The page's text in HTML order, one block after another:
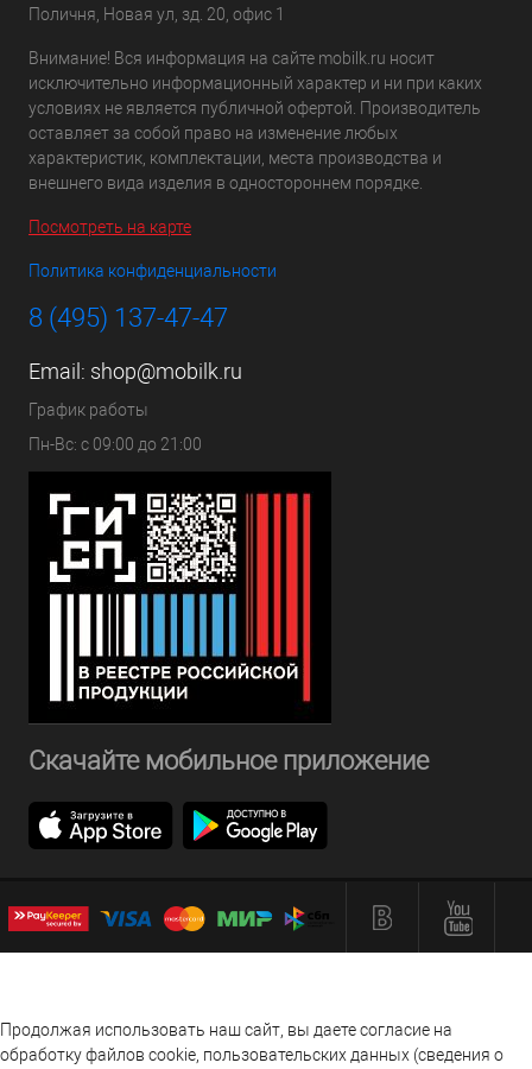
Поличня, Новая ул, зд. 20, офис 1
Внимание! Вся информация на сайте mobilk.ru носит
исключительно информационный характер и ни при каких
условиях не является публичной офертой. Производитель
оставляет за собой право на изменение любых
характеристик, комплектации, места производства и
внешнего вида изделия в одностороннем порядке.
Посмотреть на карте
Политика конфиденциальности
8 (495) 137-47-47
Email: shop@mobilk.ru
График работы
Пн-Вс: с 09:00 до 21:00
Скачайте мобильное приложение
Продолжая использовать наш сайт, вы даете согласие на
обработку файлов cookie, пользовательских данных (сведения о